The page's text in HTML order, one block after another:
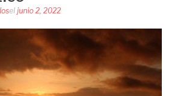
el junio 2, 2022